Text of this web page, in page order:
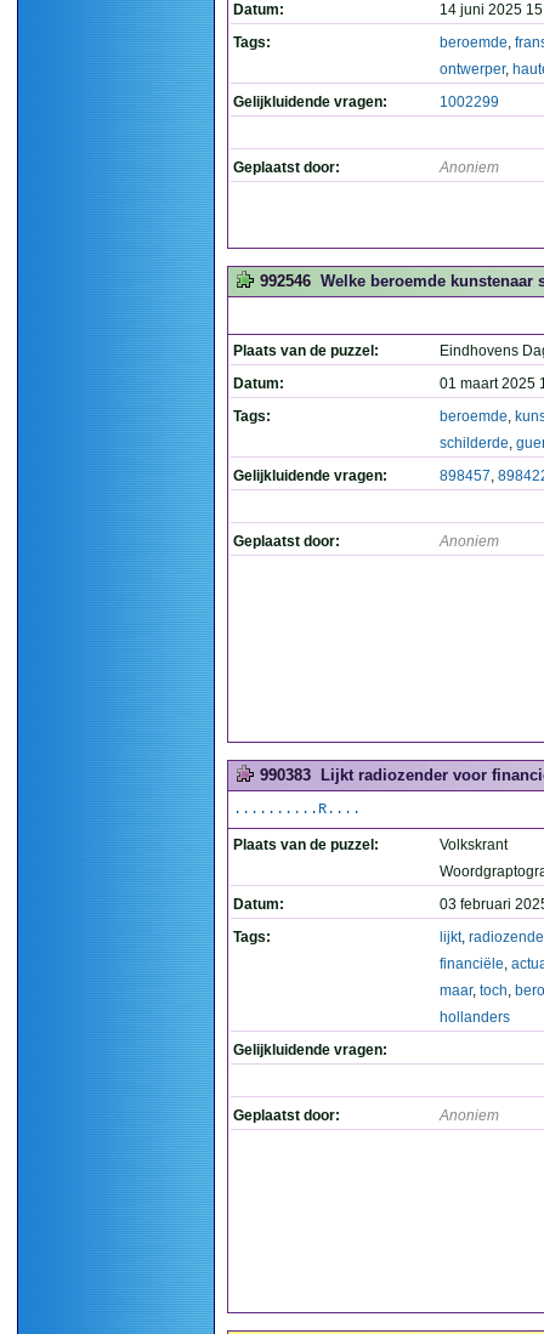
Datum:
14 juni 2025
Tags:
beroemde,
ontwerper,
Gelijkluidende vragen:
1002299
Geplaatst door: Anoniem
992546 Welke beroemde kunstenaar
Plaats van de puzzel:
Eindhovens
Datum:
01 maart 2025
Tags:
beroemde,
schilderde,
Gelijkluidende vragen:
898457,
Geplaatst door: Anoniem
990383 Lijkt radiozender voor
..........R....
Plaats van de puzzel:
Volkskrant
Datum:
03 februari
Tags:
lijkt,
financiële,
maar, toch,
hollanders
Gelijkluidende vragen:
Geplaatst door: Anoniem